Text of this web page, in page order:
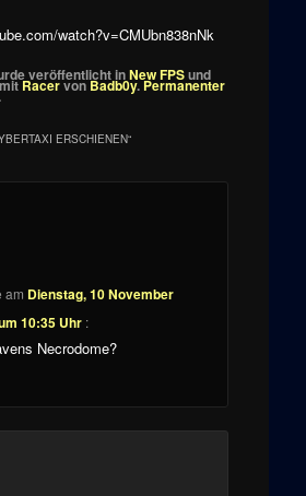
watch?v=CMUbn838nNk
veröffentlicht inNew FPSund
RacervonBadb0y.Permanenter
ERSCHIENEN“
am Dienstag, 10 November
10:35 Uhr :
Necrodome?